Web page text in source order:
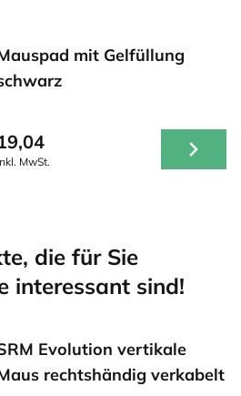
mit Gelfüllung
MwSt.
die für Sie
interessant sind!
Evolution vertikale
rechtshändig verkabelt